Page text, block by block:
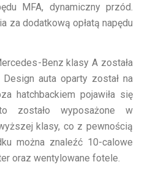
MFA, dynamiczny przód.
za dodatkową opłatą napędu
Benz klasy A została
auta oparty został na
hatchbackiem pojawiła się
zostało wyposażone w
klasy, co z pewnością
można znaleźć 10-calowe
oraz wentylowane fotele.